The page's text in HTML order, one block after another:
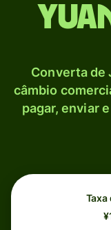
Converta de
câmbio
pagar, enviar